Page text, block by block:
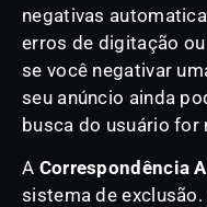
negativas
erros de digitação
se você negativar
seu anúncio ainda
busca do usuário for
A Correspondência
sistema de